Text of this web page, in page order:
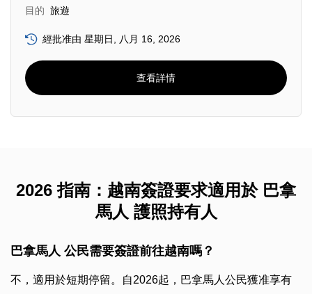
目的 旅遊
經批准由 星期日, 八月 16, 2026
查看詳情
2026 指南：越南簽證要求適用於 巴拿
馬人 護照持有人
巴拿馬人 公民需要簽證前往越南嗎？
不，適用於短期停留。自2026起，巴拿馬人公民獲准享有